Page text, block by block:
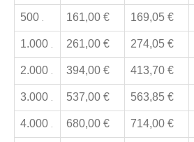
500 161,00 € 169,05 €
1.000 261,00 € 274,05 €
2.000 394,00 € 413,70 €
3.000 537,00 € 563,85 €
4.000 680,00 € 714,00 €